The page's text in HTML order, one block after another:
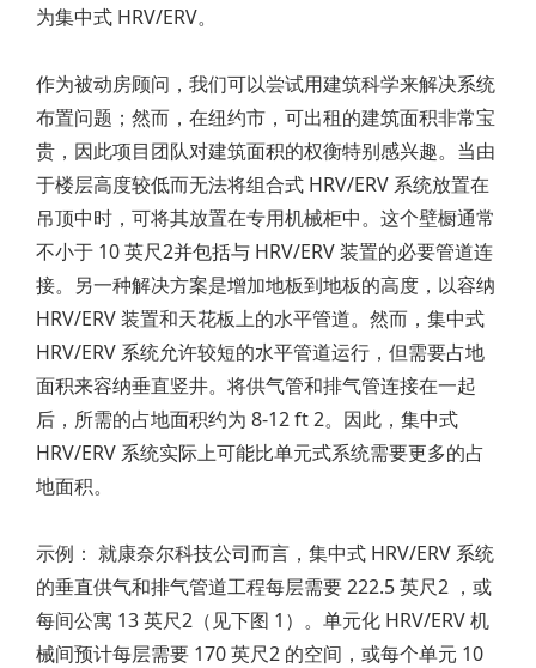
为集中式 HRV/ERV。
作为被动房顾问，我们可以尝试用建筑科学来解决系统
布置问题；然而，在纽约市，可出租的建筑面积非常宝
贵，因此项目团队对建筑面积的权衡特别感兴趣。当由
于楼层高度较低而无法将组合式 HRV/ERV 系统放置在
吊顶中时，可将其放置在专用机械柜中。这个壁橱通常
不小于 10 英尺2并包括与 HRV/ERV 装置的必要管道连
接。另一种解决方案是增加地板到地板的高度，以容纳
HRV/ERV 装置和天花板上的水平管道。然而，集中式
HRV/ERV 系统允许较短的水平管道运行，但需要占地
面积来容纳垂直竖井。将供气管和排气管连接在一起
后，所需的占地面积约为 8-12 ft 2。因此，集中式
HRV/ERV 系统实际上可能比单元式系统需要更多的占
地面积。
示例： 就康奈尔科技公司而言，集中式 HRV/ERV 系统
的垂直供气和排气管道工程每层需要 222.5 英尺2 ，或
每间公寓 13 英尺2（见下图 1）。单元化 HRV/ERV 机
械间预计每层需要 170 英尺2 的空间，或每个单元 10